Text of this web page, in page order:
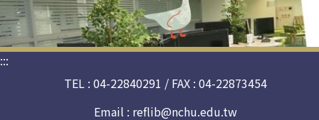
:::
TEL : 04-22840291 / FAX : 04-22873454
Email : reflib@nchu.edu.tw